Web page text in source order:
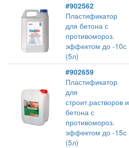
#902562
Пластификатор
для бетона с
противомороз.
эффектом до -10с
(5л)
#902659
Пластификатор
для
строит.растворов и
бетона с
противомороз.
эффектом до -15с
(5л)